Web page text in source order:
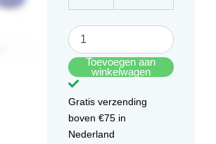
Toevoegen aan
winkelwagen
Gratis verzending
boven €75 in
Nederland